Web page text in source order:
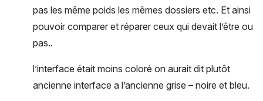
pas les même poids les mêmes dossiers etc. Et ainsi
pouvoir comparer et réparer ceux qui devait l’être ou
pas..
l’interface était moins coloré on aurait dit plutôt
ancienne interface a l’ancienne grise – noire et bleu.